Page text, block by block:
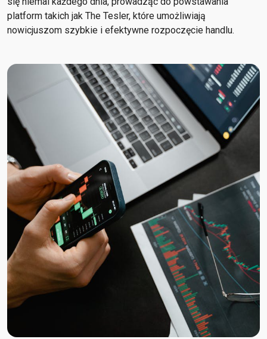
platform takich jak The Tesler, które umożliwiają
nowicjuszom szybkie i efektywne rozpoczęcie handlu.